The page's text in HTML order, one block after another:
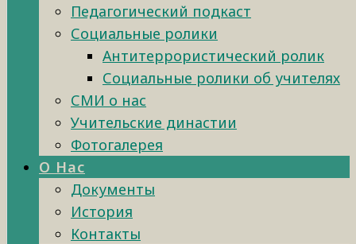
Педагогический подкаст
Социальные ролики
Антитеррористический ролик
Социальные ролики об учителях
СМИ о нас
Учительские династии
Фотогалерея
О Нас
Документы
История
Контакты